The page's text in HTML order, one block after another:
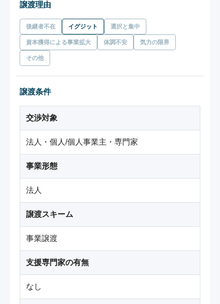
譲渡理由
後継者不在 イグジット 選択と集中
資本獲得による事業拡大 体調不安 気力の限界
その他
譲渡条件
交渉対象
法人・個人/個人事業主・専門家
事業形態
法人
譲渡スキーム
事業譲渡
支援専門家の有無
なし